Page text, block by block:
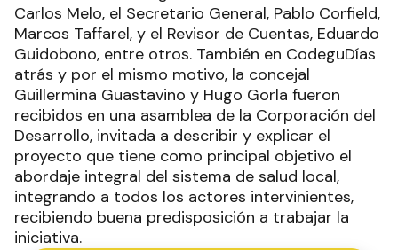
Carlos Melo, el Secretario General, Pablo Corfield,
Marcos Taffarel, y el Revisor de Cuentas, Eduardo
Guidobono, entre otros. También en CodeguDías
atrás y por el mismo motivo, la concejal
Guillermina Guastavino y Hugo Gorla fueron
recibidos en una asamblea de la Corporación del
Desarrollo, invitada a describir y explicar el
proyecto que tiene como principal objetivo el
abordaje integral del sistema de salud local,
integrando a todos los actores intervinientes,
recibiendo buena predisposición a trabajar la
iniciativa.